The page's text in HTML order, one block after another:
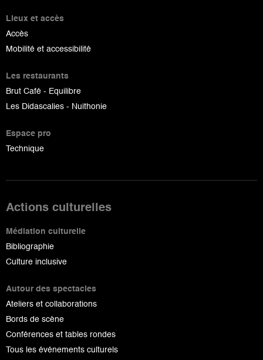
Lieux et accès
Accès
Mobilité et accessibilité
Les restaurants
Brut Café - Equilibre
Les Didascalies - Nuithonie
Espace pro
Technique
Actions culturelles
Médiation culturelle
Bibliographie
Culture inclusive
Autour des spectacles
Ateliers et collaborations
Bords de scène
Conférences et tables rondes
Tous les événements culturels